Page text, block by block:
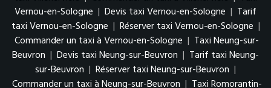
Vernou-en-Sologne | Devis taxi Vernou-en-Sologne | Tarif
taxi Vernou-en-Sologne | Réserver taxi Vernou-en-Sologne |
Commander un taxi à Vernou-en-Sologne | Taxi Neung-sur-
Beuvron | Devis taxi Neung-sur-Beuvron | Tarif taxi Neung-
sur-Beuvron | Réserver taxi Neung-sur-Beuvron |
Commander un taxi à Neung-sur-Beuvron | Taxi Romorantin-